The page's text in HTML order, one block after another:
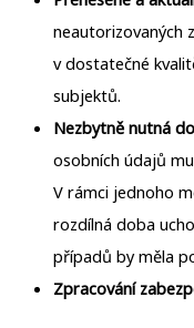
neautorizovaných
v dostatečné
subjektů.
Nezbytně nutná
osobních údajů
V rámci jednoho
rozdílná doba
případů by měla
Zpracování